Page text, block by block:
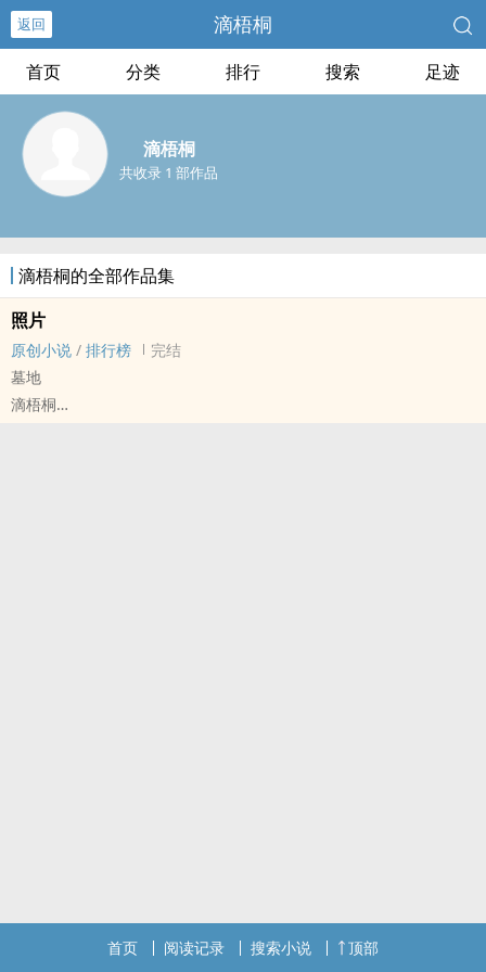
返回 滴梧桐
首页 分类 排行 搜索 足迹
滴梧桐
共收录 1 部作品
滴梧桐的全部作品集
照片
原创小说 / 排行榜
完结
墓地
滴梧桐
首页 阅读记录 搜索小说 顶部